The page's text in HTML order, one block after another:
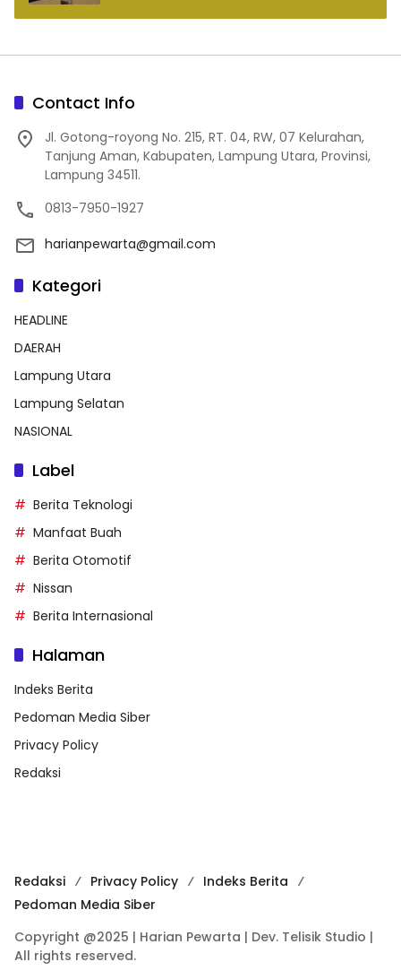
Contact Info
Jl. Gotong-royong No. 215, RT. 04, RW, 07 Kelurahan,
Tanjung Aman, Kabupaten, Lampung Utara, Provinsi,
Lampung 34511.
0813-7950-1927
harianpewarta@gmail.com
Kategori
HEADLINE
DAERAH
Lampung Utara
Lampung Selatan
NASIONAL
Label
Berita Teknologi
Manfaat Buah
Berita Otomotif
Nissan
Berita Internasional
Halaman
Indeks Berita
Pedoman Media Siber
Privacy Policy
Redaksi
Redaksi Privacy Policy
Indeks Berita
Pedoman Media Siber
Copyright @2025 | Harian Pewarta | Dev. Telisik Studio |
All rights reserved.